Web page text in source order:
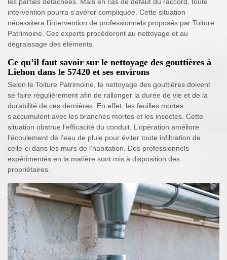
intervention pourra s’avérer compliquée. Cette situation
nécessitera l’intervention de professionnels proposés par Toiture
Patrimoine. Ces experts procèderont au nettoyage et au
dégraissage des éléments.
Ce qu’il faut savoir sur le nettoyage des gouttières à
Liehon dans le 57420 et ses environs
Selon le Toiture Patrimoine, le nettoyage des gouttières doivent
se faire régulièrement afin de rallonger la durée de vie et de la
durabilité de ces dernières. En effet, les feuilles mortes
s’accumulent avec les branches mortes et les insectes. Cette
situation obstrue l’efficacité du conduit. L’opération améliore
l’écoulement de l’eau de pluie pour éviter toute infiltration de
celle-ci dans les murs de l’habitation. Des professionnels
expérimentés en la matière sont mis à disposition des
propriétaires.